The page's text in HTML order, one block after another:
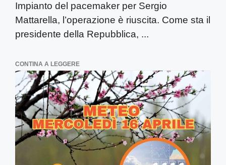
Impianto del pacemaker per Sergio
Mattarella, l’operazione è riuscita. Come sta il
presidente della Repubblica, ...
CONTINA A LEGGERE